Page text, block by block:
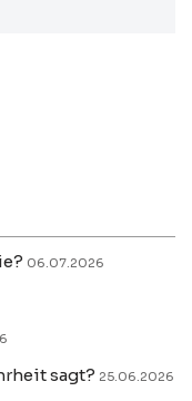
06.07.2026
sagt? 25.06.2026